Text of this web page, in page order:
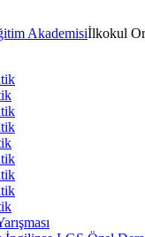
Akademisiİlkokul